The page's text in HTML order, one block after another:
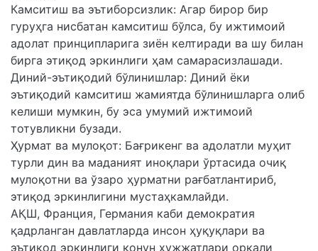
Камситиш ва эътиборсизлик: Агар бирор бир
гуруҳга нисбатан камситиш бўлса, бу ижтимоий
адолат принципларига зиён келтиради ва шу билан
бирга этиқод эркинлиги ҳам самарасизлашади.
Диний-эътиқодий бўлинишлар: Диний ёки
эътиқодий камситиш жамиятда бўлинишларга олиб
келиши мумкин, бу эса умумий ижтимоий
тотувликни бузади.
Ҳурмат ва мулоқот: Бағрикенг ва адолатли муҳит
турли дин ва маданият иноқлари ўртасида очиқ
мулоқотни ва ўзаро ҳурматни рағбатлантириб,
этиқод эркинлигини мустаҳкамлайди.
АҚШ, Франция, Германия каби демократия
қадрланган давлатларда инсон ҳуқуқлари ва
эътиқод эркинлиги қонун ҳужжатлари орқали